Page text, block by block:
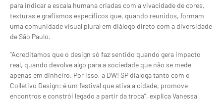
para indicar a escala humana criadas com a vivacidade de cores,
texturas e grafismos específicos que, quando reunidos, formam
uma comunidade visual plural em diálogo direto com a diversidade
de São Paulo.
“Acreditamos que o design só faz sentido quando gera impacto
real, quando devolve algo para a sociedade que não se mede
apenas em dinheiro. Por isso, a DW! SP dialoga tanto com o
Colletivo Design: é um festival que ativa a cidade, promove
encontros e constrói legado a partir da troca”, explica Vanessa